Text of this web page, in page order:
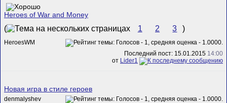
Heroes of War and Money
( 1 2 3 )
HeroesWM
Последний пост: 15.01.2015 14:00
от Lider1
Новая игра в стиле героев
denmalyshev